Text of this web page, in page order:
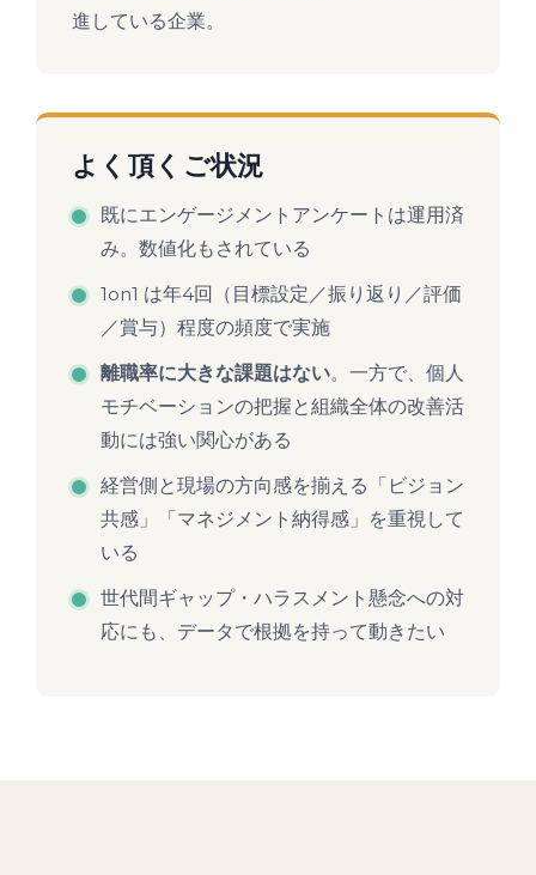
進している企業。
よく頂くご状況
既にエンゲージメントアンケートは運用済
み。数値化もされている
1on1 は年4回（目標設定／振り返り／評価
／賞与）程度の頻度で実施
離職率に大きな課題はない。一方で、個人
モチベーションの把握と組織全体の改善活
動には強い関心がある
経営側と現場の方向感を揃える「ビジョン
共感」「マネジメント納得感」を重視して
いる
世代間ギャップ・ハラスメント懸念への対
応にも、データで根拠を持って動きたい